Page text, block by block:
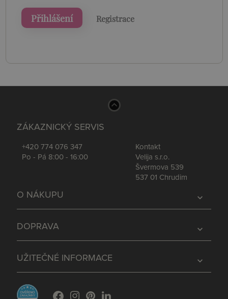
Přihlášení Registrace
ZÁKAZNICKÝ SERVIS
+420 774 076 347
Po - Pá 8:00 - 16:00
Kontakt
Velija s.r.o.
Švermova 539
537 01 Chrudim
expand_more
O NÁKUPU
expand_more
DOPRAVA
expand_more
UŽITEČNÉ INFORMACE